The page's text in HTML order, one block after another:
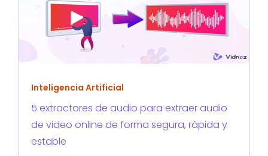
Inteligencia Artificial
5 extractores de audio para extraer audio
de video online de forma segura, rápida y
estable